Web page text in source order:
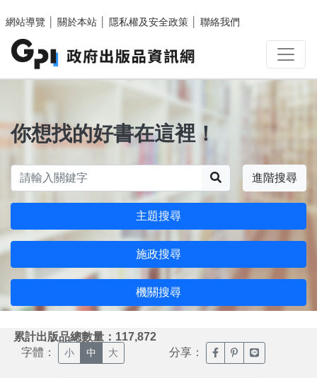
網站導覽
關於本站 隱私權及安全政策 聯絡我們
你想找的好書在這裡！
進階搜尋
主題搜尋
施政搜尋
機關搜尋
累計出版品總數量：117,872
字體： 小 中 大 分享： 臉書分享(另開新視窗)
噗浪分享(另開新
Line分享(另